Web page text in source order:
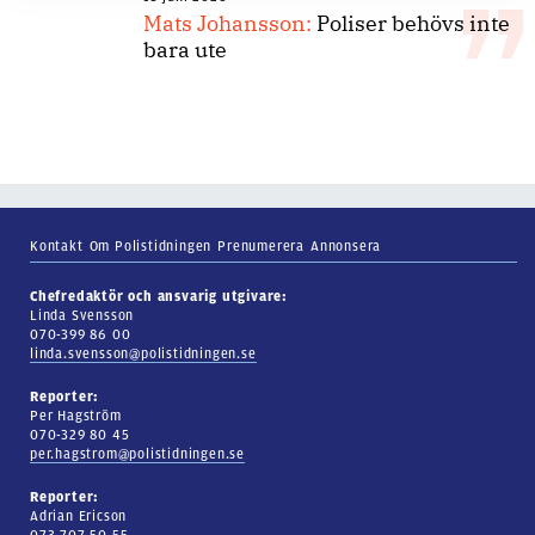
Mats Johansson: Poliser behövs inte
bara ute
Kontakt Om Polistidningen Prenumerera Annonsera
Chefredaktör och ansvarig utgivare:
Linda Svensson
070-399 86 00
linda.svensson@polistidningen.se
Reporter:
Per Hagström
070-329 80 45
per.hagstrom@polistidningen.se
Reporter:
Adrian Ericson